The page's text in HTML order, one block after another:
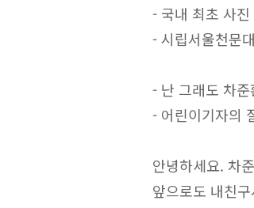
- 국내 최초 사
- 시립서울천문
- 난 그래도 차
- 어린이기자의
안녕하세요. 차
앞으로도 내친